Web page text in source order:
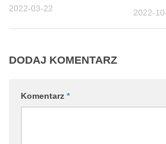
2022-03-22 2022-
DODAJ KOMENTARZ
Komentarz *